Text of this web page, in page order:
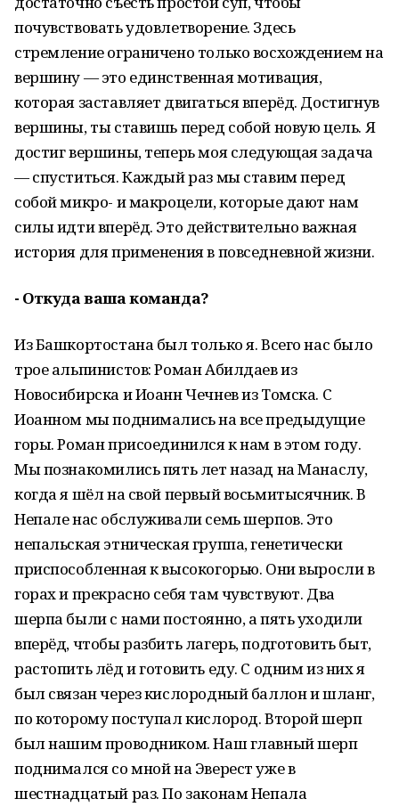
почувствовать удовлетворение. Здесь
стремление ограничено только восхождением на
вершину — это единственная мотивация,
которая заставляет двигаться вперёд. Достигнув
вершины, ты ставишь перед собой новую цель. Я
достиг вершины, теперь моя следующая задача
— спуститься. Каждый раз мы ставим перед
собой микро- и макроцели, которые дают нам
силы идти вперёд. Это действительно важная
история для применения в повседневной жизни.
- Откуда ваша команда?
Из Башкортостана был только я. Всего нас было
трое альпинистов: Роман Абилдаев из
Новосибирска и Иоанн Чечнев из Томска. С
Иоанном мы поднимались на все предыдущие
горы. Роман присоединился к нам в этом году.
Мы познакомились пять лет назад на Манаслу,
когда я шёл на свой первый восьмитысячник. В
Непале нас обслуживали семь шерпов. Это
непальская этническая группа, генетически
приспособленная к высокогорью. Они выросли в
горах и прекрасно себя там чувствуют. Два
шерпа были с нами постоянно, а пять уходили
вперёд, чтобы разбить лагерь, подготовить быт,
растопить лёд и готовить еду. С одним из них я
был связан через кислородный баллон и шланг,
по которому поступал кислород. Второй шерп
был нашим проводником. Наш главный шерп
поднимался со мной на Эверест уже в
шестнадцатый раз. По законам Непала